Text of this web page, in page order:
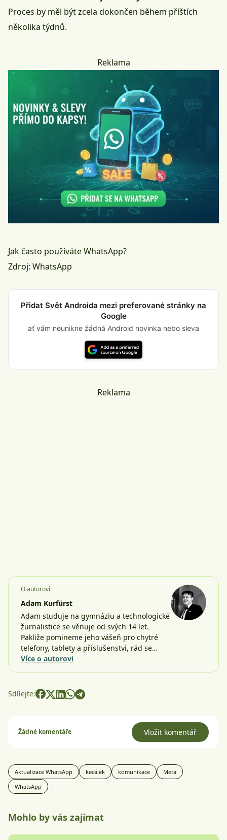
Proces by měl být zcela dokončen během příštích
několika týdnů.
Reklama
Jak často používáte WhatsApp?
Zdroj: WhatsApp
Přidat Svět Androida mezi preferované stránky na
Google
ať vám neunikne žádná Android novinka nebo sleva
Reklama
O autorovi
Adam Kurfürst
Adam studuje na gymnáziu a technologické
žurnalistice se věnuje od svých 14 let.
Pakliže pomineme jeho vášeň pro chytré
telefony, tablety a příslušenství, rád se…
Více o autorovi
Sdílejte:
Žádné komentáře Vložit komentář
Aktualizace WhatsApp kecálek komunikace
Meta
WhatsApp
Mohlo by vás zajímat